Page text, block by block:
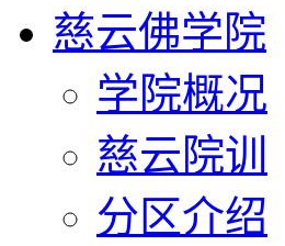
慈云佛学院
学院概况
慈云院训
分区介绍